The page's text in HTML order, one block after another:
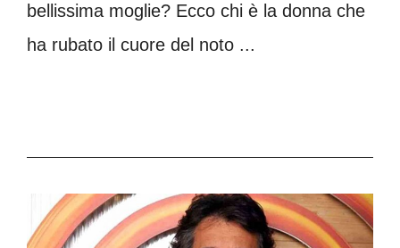
bellissima moglie? Ecco chi è la donna che
ha rubato il cuore del noto ...